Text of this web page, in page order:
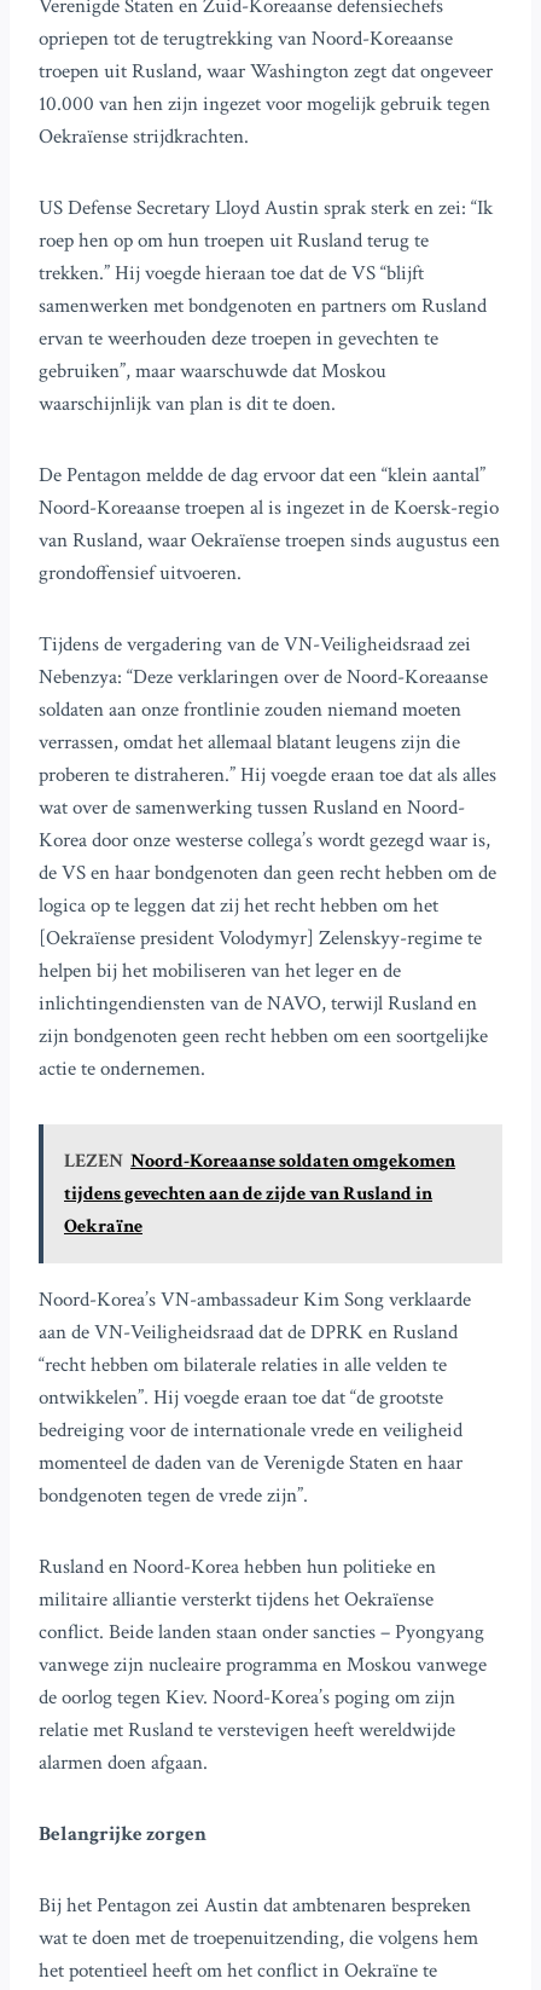
Verenigde Staten en Zuid-Koreaanse defensiechefs
opriepen tot de terugtrekking van Noord-Koreaanse
troepen uit Rusland, waar Washington zegt dat ongeveer
10.000 van hen zijn ingezet voor mogelijk gebruik tegen
Oekraïense strijdkrachten.
US Defense Secretary Lloyd Austin sprak sterk en zei: “Ik
roep hen op om hun troepen uit Rusland terug te
trekken.” Hij voegde hieraan toe dat de VS “blijft
samenwerken met bondgenoten en partners om Rusland
ervan te weerhouden deze troepen in gevechten te
gebruiken”, maar waarschuwde dat Moskou
waarschijnlijk van plan is dit te doen.
De Pentagon meldde de dag ervoor dat een “klein aantal”
Noord-Koreaanse troepen al is ingezet in de Koersk-regio
van Rusland, waar Oekraïense troepen sinds augustus een
grondoffensief uitvoeren.
Tijdens de vergadering van de VN-Veiligheidsraad zei
Nebenzya: “Deze verklaringen over de Noord-Koreaanse
soldaten aan onze frontlinie zouden niemand moeten
verrassen, omdat het allemaal blatant leugens zijn die
proberen te distraheren.” Hij voegde eraan toe dat als alles
wat over de samenwerking tussen Rusland en Noord-
Korea door onze westerse collega’s wordt gezegd waar is,
de VS en haar bondgenoten dan geen recht hebben om de
logica op te leggen dat zij het recht hebben om het
[Oekraïense president Volodymyr] Zelenskyy-regime te
helpen bij het mobiliseren van het leger en de
inlichtingendiensten van de NAVO, terwijl Rusland en
zijn bondgenoten geen recht hebben om een soortgelijke
actie te ondernemen.
LEZEN Noord-Koreaanse soldaten omgekomen
tijdens gevechten aan de zijde van Rusland in
Oekraïne
Noord-Korea’s VN-ambassadeur Kim Song verklaarde
aan de VN-Veiligheidsraad dat de DPRK en Rusland
“recht hebben om bilaterale relaties in alle velden te
ontwikkelen”. Hij voegde eraan toe dat “de grootste
bedreiging voor de internationale vrede en veiligheid
momenteel de daden van de Verenigde Staten en haar
bondgenoten tegen de vrede zijn”.
Rusland en Noord-Korea hebben hun politieke en
militaire alliantie versterkt tijdens het Oekraïense
conflict. Beide landen staan onder sancties – Pyongyang
vanwege zijn nucleaire programma en Moskou vanwege
de oorlog tegen Kiev. Noord-Korea’s poging om zijn
relatie met Rusland te verstevigen heeft wereldwijde
alarmen doen afgaan.
Belangrijke zorgen
Bij het Pentagon zei Austin dat ambtenaren bespreken
wat te doen met de troepenuitzending, die volgens hem
het potentieel heeft om het conflict in Oekraïne te